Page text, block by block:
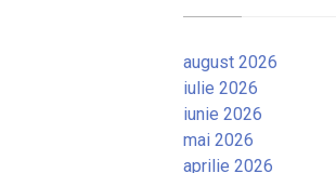
august 2026
iulie 2026
iunie 2026
mai 2026
aprilie 2026